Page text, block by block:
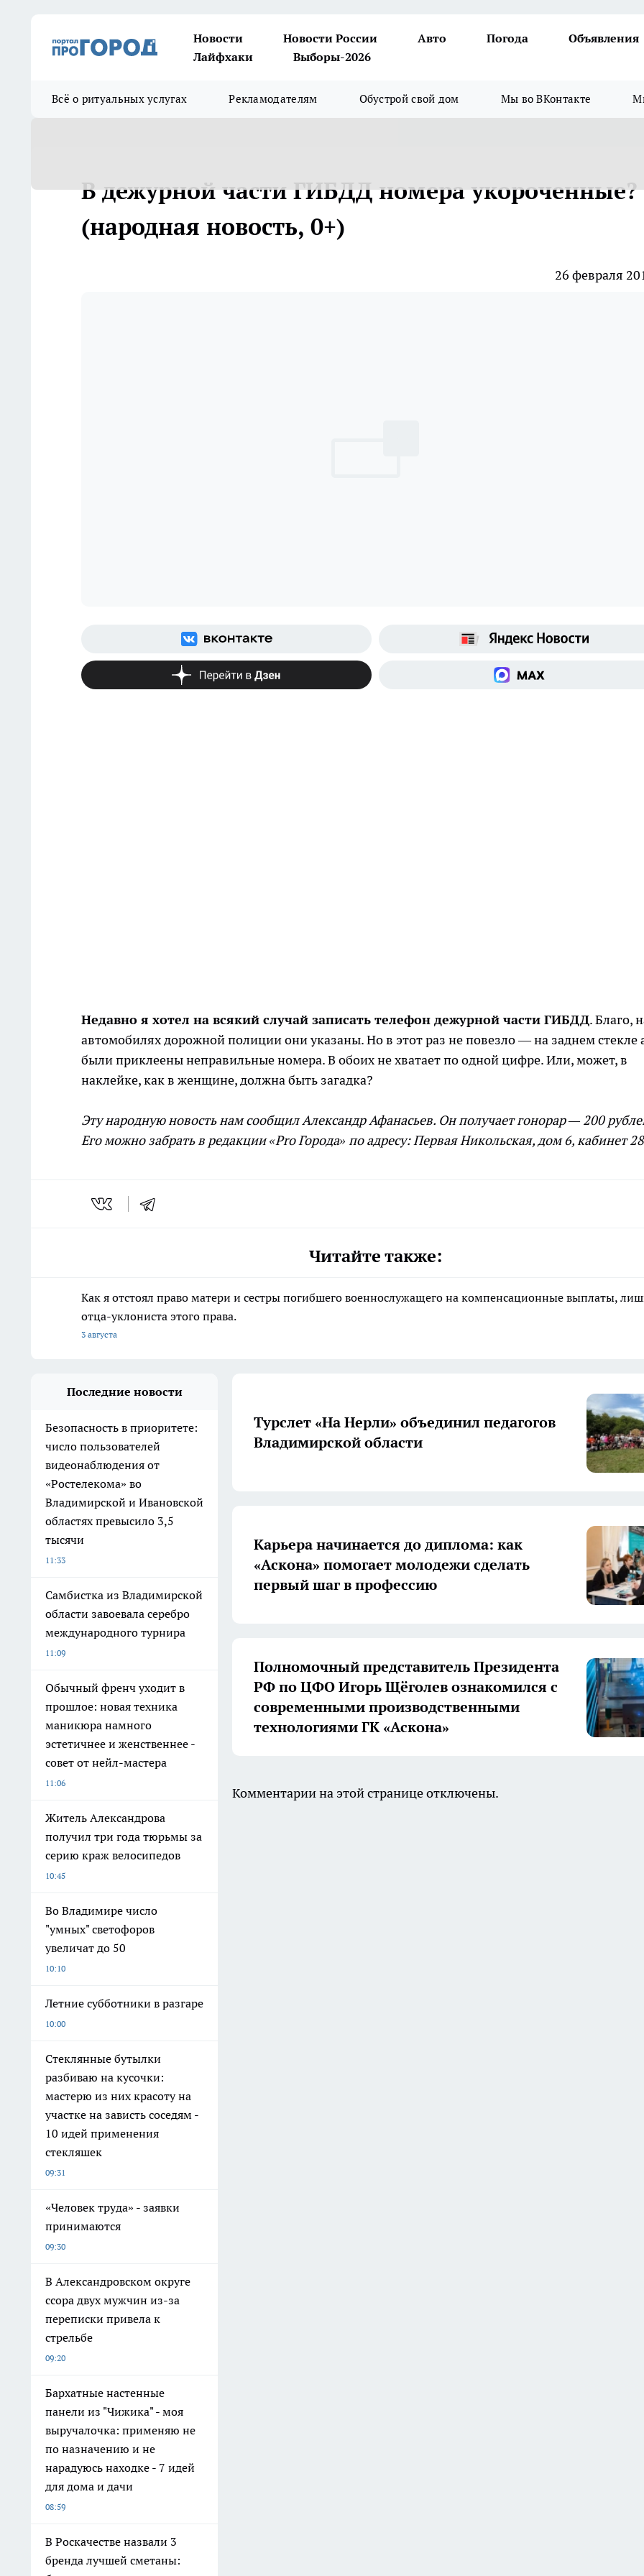
Новости Новости России Авто Погода
Объявления
Лайфхаки
Выборы-2026
Всё о ритуальных услугах Рекламодателям Обустрой свой дом Мы во ВКонтакте
В дежурной части ГИБДД номера укороченные?
(народная новость, 0+)
26 февраля
Недавно я хотел на всякий случай записать телефон дежурной части ГИБДД. Благо,
автомобилях дорожной полиции они указаны. Но в этот раз не повезло — на заднем стекле
были приклеены неправильные номера. В обоих не хватает по одной цифре. Или, может, в
наклейке, как в женщине, должна быть загадка?
Эту народную новость нам сообщил Александр Афанасьев. Он получает гонорар — 200
Его можно забрать в редакции «Pro Города» по адресу: Первая Никольская, дом 6, кабинет
Читайте также:
Как я отстоял право матери и сестры погибшего военнослужащего на компенсационные выплаты,
отца-уклониста этого права.
3 августа
Последние новости
Безопасность в приоритете:
число пользователей
видеонаблюдения от
«Ростелекома» во
Владимирской и Ивановской
областях превысило 3,5
тысячи
11:33
Самбистка из Владимирской
области завоевала серебро
международного турнира
11:09
Обычный френч уходит в
прошлое: новая техника
маникюра намного
эстетичнее и женственнее -
совет от нейл-мастера
11:06
Житель Александрова
получил три года тюрьмы за
серию краж велосипедов
10:45
Во Владимире число
"умных" светофоров
увеличат до 50
10:10
Летние субботники в разгаре
10:00
Стеклянные бутылки
разбиваю на кусочки:
мастерю из них красоту на
участке на зависть соседям -
10 идей применения
стекляшек
09:31
«Человек труда» - заявки
принимаются
09:30
В Александровском округе
ссора двух мужчин из-за
переписки привела к
стрельбе
09:20
Бархатные настенные
панели из "Чижика" - моя
выручалочка: применяю не
по назначению и не
нарадуюсь находке - 7 идей
для дома и дачи
08:59
В Роскачестве назвали 3
бренда лучшей сметаны:
Турслет «На Нерли» объединил педагогов
Владимирской области
Карьера начинается до диплома: как
«Аскона» помогает молодежи сделать
первый шаг в профессию
Полномочный представитель Президента
РФ по ЦФО Игорь Щёголев ознакомился с
современными производственными
технологиями ГК «Аскона»
Комментарии на этой странице отключены.